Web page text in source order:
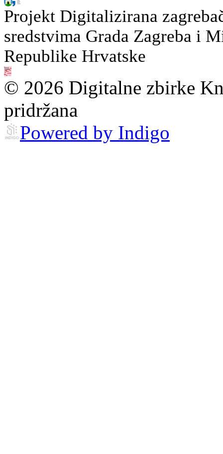
Projekt Digitalizirana
sredstvima Grada Zagreba i
Republike Hrvatske
© 2026 Digitalne zbirke
pridržana
Powered by Indigo